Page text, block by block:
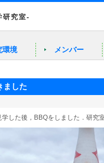
研究室-
環境 メンバー
ました
した後，BBQをしました．研究